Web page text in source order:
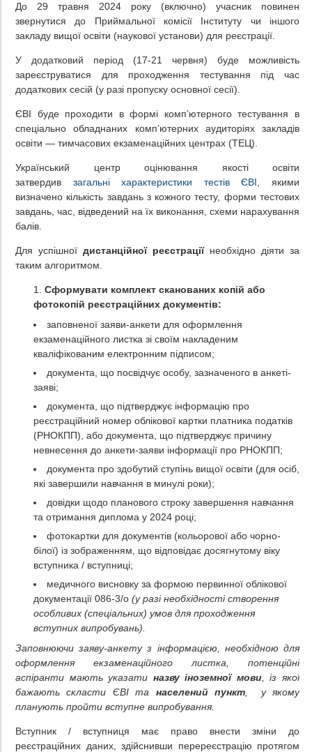
До 29 травня 2024 року (включно) учасник повинен
звернутися до Приймальної комісії Інституту чи іншого
закладу вищої освіти (наукової установи) для реєстрації.
У додатковий період (17-21 червня) буде можливість
зареєструватися для проходження тестування під час
додаткових сесій (у разі пропуску основної сесії).
ЄВІ буде проходити в формі комп’ютерного тестування в
спеціально обладнаних комп’ютерних аудиторіях закладів
освіти — тимчасових екзаменаційних центрах (ТЕЦ).
Український центр оцінювання якості освіти
затвердив загальні характеристики тестів ЄВІ , якими
визначено кількість завдань з кожного тесту, форми тестових
завдань, час, відведений на їх виконання, схеми нарахування
балів.
Для успішної дистанційної реєстраціїнеобхідно діяти за
таким алгоритмом.
Сформувати комплект сканованих копій або
фотокопій реєстраційних документів:
заповненої заяви-анкети для оформлення
екзаменаційного листка зі своїм накладеним
кваліфікованим електронним підписом;
документа, що посвідчує особу, зазначеного в анкеті-
заяві;
документа, що підтверджує інформацію про
реєстраційний номер облікової картки платника податків
(РНОКПП), або документа, що підтверджує причину
невнесення до анкети-заяви інформації про РНОКПП;
документа про здобутий ступінь вищої освіти (для осіб,
які завершили навчання в минулі роки);
довідки щодо планового строку завершення навчання
та отримання диплома у 2024 році;
фотокартки для документів (кольорової або чорно-
білої) із зображенням, що відповідає досягнутому віку
вступника / вступниці;
медичного висновку за формою первинної облікової
документації 086-3/о (у разі необхідності створення
особливих (спеціальних) умов для проходження
вступних випробувань).
Заповнюючи заяву-анкету з інформацією, необхідною для
оформлення екзаменаційного листка, потенційні
аспіранти мають указати назву іноземної мови, із якої
бажають скласти ЄВІ та населений пункт, у якому
планують пройти вступне випробування.
Вступник / вступниця має право внести зміни до
реєстраційних даних, здійснивши перереєстрацію протягом